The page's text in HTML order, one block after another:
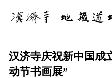
汉济寺庆祝新中国成
动节书画展”